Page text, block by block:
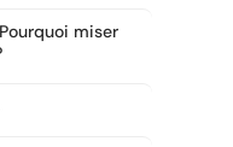
miser